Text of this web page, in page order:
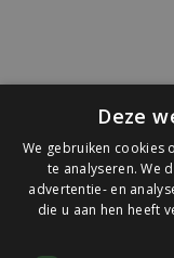
Deze
We gebruiken cookies
te analyseren. We
advertentie- en
die u aan hen heeft